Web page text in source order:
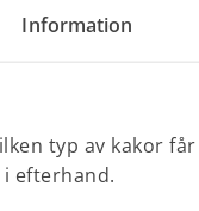
Information
typ av kakor
efterhand.
inom
och juni
i juli 2026.
information.